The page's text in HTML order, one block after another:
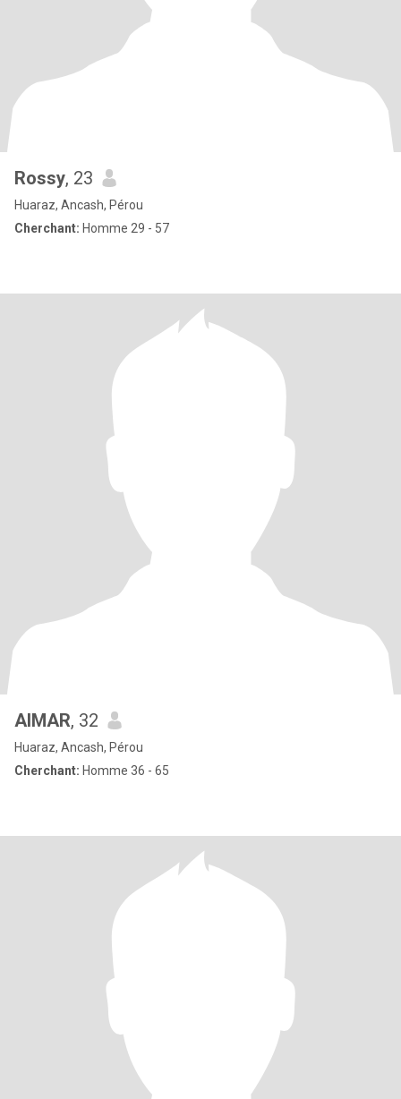
Rossy, 23
Huaraz, Ancash, Pérou
Cherchant: Homme 29 - 57
AIMAR, 32
Huaraz, Ancash, Pérou
Cherchant: Homme 36 - 65